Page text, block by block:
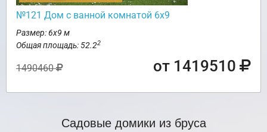
№121 Дом с ванной комнатой 6х9
Размер: 6х9 м
Общая площадь: 52.22
1490460 от 1419510
Садовые домики из бруса